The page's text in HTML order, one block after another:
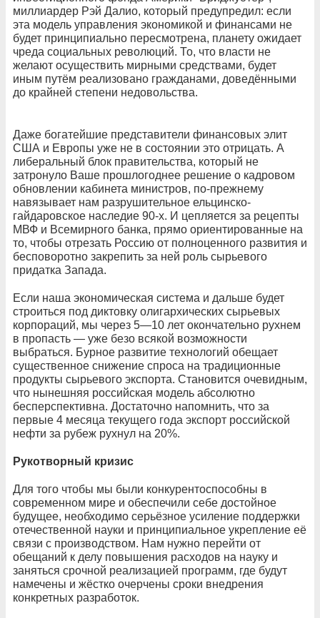
миллиардер Рэй Далио, который предупредил: если
эта модель управления экономикой и финансами не
будет принципиально пересмотрена, планету ожидает
чреда социальных революций. То, что власти не
желают осуществить мирными средствами, будет
иным путём реализовано гражданами, доведёнными
до крайней степени недовольства.
Даже богатейшие представители финансовых элит
США и Европы уже не в состоянии это отрицать. А
либеральный блок правительства, который не
затронуло Ваше прошлогоднее решение о кадровом
обновлении кабинета министров, по-прежнему
навязывает нам разрушительное ельцинско-
гайдаровское наследие 90-х. И цепляется за рецепты
МВФ и Всемирного банка, прямо ориентированные на
то, чтобы отрезать Россию от полноценного развития и
бесповоротно закрепить за ней роль сырьевого
придатка Запада.
Если наша экономическая система и дальше будет
строиться под диктовку олигархических сырьевых
корпораций, мы через 5—10 лет окончательно рухнем
в пропасть — уже безо всякой возможности
выбраться. Бурное развитие технологий обещает
существенное снижение спроса на традиционные
продукты сырьевого экспорта. Становится очевидным,
что нынешняя российская модель абсолютно
бесперспективна. Достаточно напомнить, что за
первые 4 месяца текущего года экспорт российской
нефти за рубеж рухнул на 20%.
Рукотворный кризис
Для того чтобы мы были конкурентоспособны в
современном мире и обеспечили себе достойное
будущее, необходимо серьёзное усиление поддержки
отечественной науки и принципиальное укрепление её
связи с производством. Нам нужно перейти от
обещаний к делу повышения расходов на науку и
заняться срочной реализацией программ, где будут
намечены и жёстко очерчены сроки внедрения
конкретных разработок.